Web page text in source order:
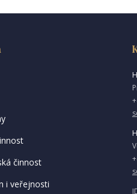
činnost
i veřejnosti